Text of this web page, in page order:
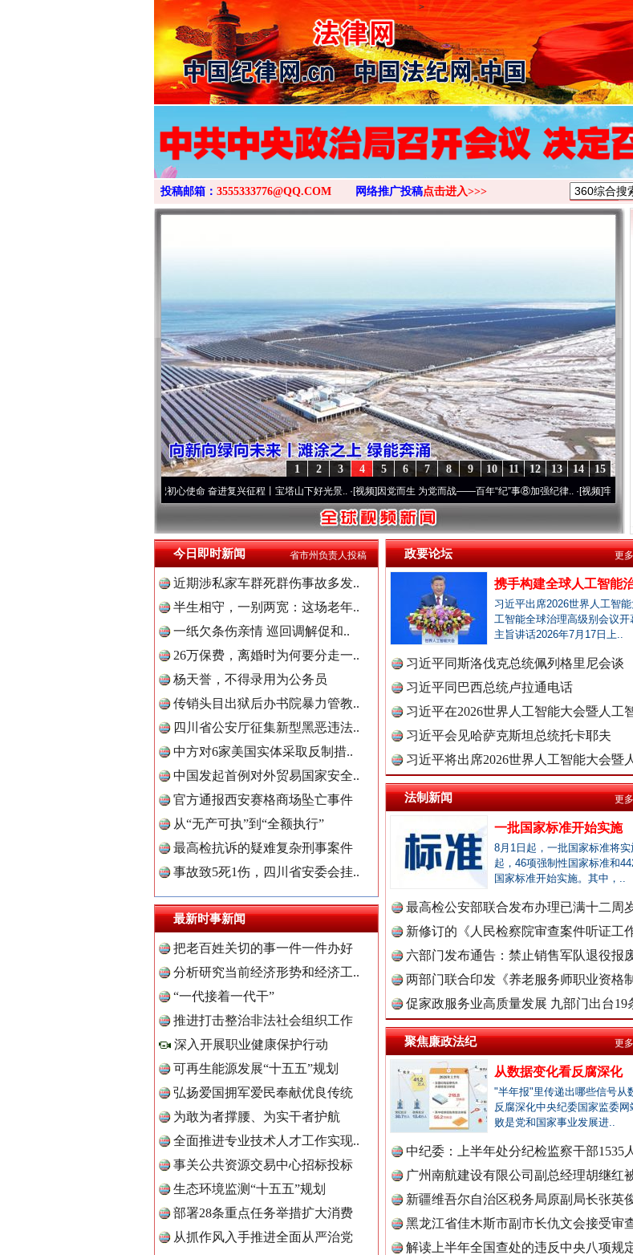
>
投稿邮箱： 3555333776@QQ.COM 网络推广投稿点击进入>>>
15
14
13
12
11
10
9
8
7
6
5
4
3
2
1
牢记初心使命 奋进复兴征程丨宝塔山下好光景..·[视频]因党而生 为党而战——百年“纪”事⑧加强纪律..·[视频]牢记初心使命 奋进复
今日即时新闻
近期涉私家车群死群伤事故多发..
半生相守，一别两宽：这场老年..
一纸欠条伤亲情 巡回调解促和..
26万保费，离婚时为何要分走一..
杨天誉，不得录用为公务员
传销头目出狱后办书院暴力管教..
四川省公安厅征集新型黑恶违法..
中方对6家美国实体采取反制措..
中国发起首例对外贸易国家安全..
官方通报西安赛格商场坠亡事件
从“无产可执”到“全额执行”
最高检抗诉的疑难复杂刑事案件
事故致5死1伤，四川省安委会挂..
最新时事新闻
把老百姓关切的事一件一件办好
分析研究当前经济形势和经济工..
“一代接着一代干”
推进打击整治非法社会组织工作
深入开展职业健康保护行动
可再生能源发展“十五五”规划
弘扬爱国拥军爱民奉献优良传统
为敢为者撑腰、为实干者护航
全面推进专业技术人才工作实现..
事关公共资源交易中心招标投标
生态环境监测“十五五”规划
部署28条重点任务举措扩大消费
从抓作风入手推进全面从严治党
省市州负责人投稿 政要论坛
携手构建全球人工智能
习近平出席2026世界人工智
工智能全球治理高级别会议开
主旨讲话2026年7月17日上..
习近平同斯洛伐克总统佩列格里尼会谈
习近平同巴西总统卢拉通电话
习近平在2026世界人工智能大会暨人工
理高级..
习近平会见哈萨克斯坦总统托卡耶夫
习近平将出席2026世界人工智能大会暨
球治理..
更
法制新闻
一批国家标准开始实施
8月1日起，一批国家标准将实
起，46项强制性国家标准和
国家标准开始实施。其中，..
最高检公安部联合发布办理已满十二周
周岁未..
新修订的《人民检察院审查案件听证工
布
六部门发布通告：禁止销售军队退役报
两部门联合印发《养老服务师职业资格
定》
促家政服务业高质量发展 九部门出台19
更
聚焦廉政法纪
从数据变化看反腐深化
"半年报"里传递出哪些信号从
反腐深化中央纪委国家监委网
败是党和国家事业发展进..
中纪委：上半年处分纪检监察干部1535人
广州南航建设有限公司副总经理胡继红
新疆维吾尔自治区税务局原副局长张英
黑龙江省佳木斯市副市长仇文会接受审
解读上半年全国查处的违反中央八项规
更
中国全民新闻网.中国
中国公众新闻网.中国
中国公民新闻网.中国
中国公共新闻网.中国
全民健身五年计划来了！等你上场
世界屋脊 天路回响 永葆“两个先锋队”本色
红船起航处 潮起向未来 广州首例，负责人莫某某被刑拘